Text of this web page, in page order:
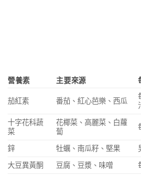
營養素 主要來源
茄紅素 番茄、紅心芭樂、西瓜
十字花科蔬
菜
花椰菜、高麗菜、白蘿
蔔
鋅 牡蠣、南瓜籽、堅果
大豆異黃酮
豆腐、豆漿、味噌